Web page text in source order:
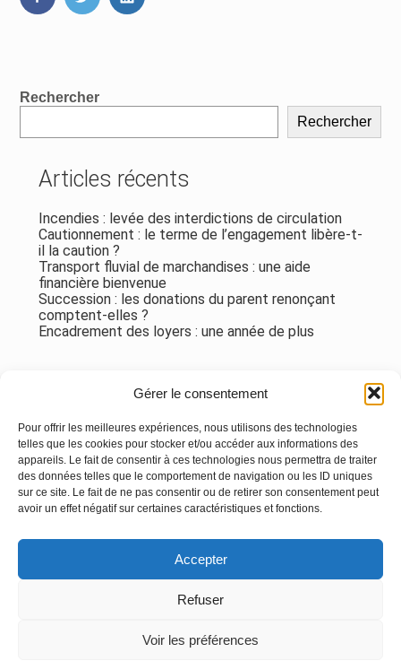
Gérer le consentement
Pour offrir les meilleures expériences, nous utilisons des technologies
telles que les cookies pour stocker et/ou accéder aux informations des
appareils. Le fait de consentir à ces technologies nous permettra de traiter
des données telles que le comportement de navigation ou les ID uniques
sur ce site. Le fait de ne pas consentir ou de retirer son consentement peut
avoir un effet négatif sur certaines caractéristiques et fonctions.
Accepter
Refuser
Voir les préférences
FaceBookTwitterLinkedIn
Blog
Rechercher
Rechercher
Articles récents
Incendies : levée des interdictions de circulation
Cautionnement : le terme de l’engagement libère-t-
il la caution ?
Transport fluvial de marchandises : une aide
financière bienvenue
Succession : les donations du parent renonçant
comptent-elles ?
Encadrement des loyers : une année de plus
Aucun commentaire à afficher.
Principale
Linkedin Instagram
MENTIONS LÉGALES